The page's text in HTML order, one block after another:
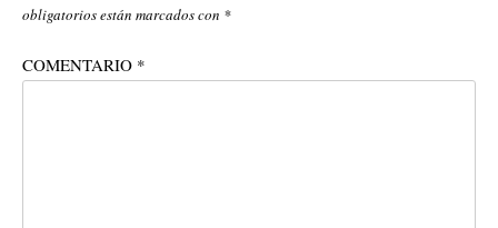
obligatorios están marcados con *
COMENTARIO *